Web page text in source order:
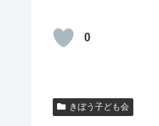
0
きぼう子ども会